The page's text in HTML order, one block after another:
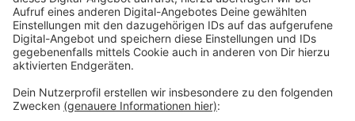
Die B266 war über den Mittag zwischen dem
Kreisverkehr Vogelsang und Einruhr voll gesperrt – ist
inzwischen aber wieder frei.